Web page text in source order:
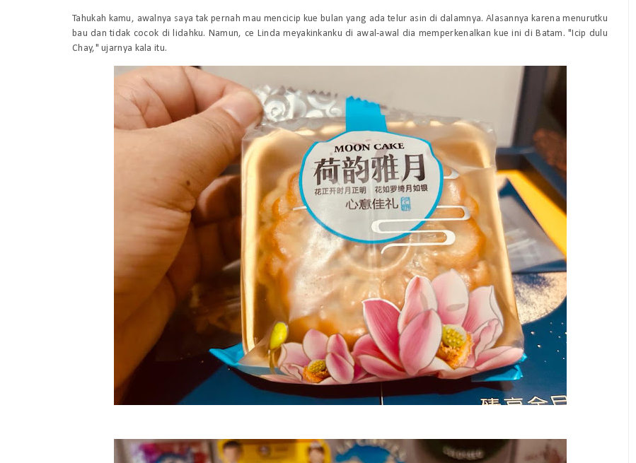
Tahukah kamu, awalnya saya tak pernah mau mencicip kue bulan yang ada telur asin di dalamnya. Alasannya karena menurutku
bau dan tidak cocok di lidahku. Namun, ce Linda meyakinkanku di awal-awal dia memperkenalkan kue ini di Batam. "Icip dulu
Chay," ujarnya kala itu.